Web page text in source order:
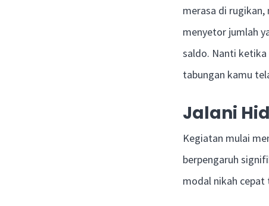
merasa di
menyetor jumlah
saldo. Nanti ketika
tabungan kamu
Jalani
Kegiatan mulai
berpengaruh
modal nikah cepat